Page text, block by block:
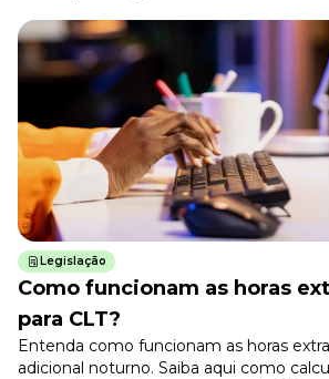
Saiba como gerenciar o seu dinheiro
Para o Trabalhador
Tudo para facilitar a rotina
Imprensa
VR na Imprensa
Cursos
Todos os Cursos
Explore o nosso acervo
Departamento Pessoal
Para simplificar os processos
Legislação
Como funcionam as horas
para CLT?
Entenda como funcionam as horas
adicional noturno. Saiba aqui como